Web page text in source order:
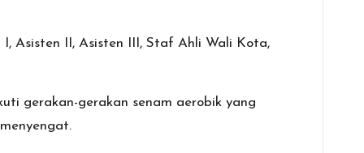
Asisten II, Asisten III, Staf Ahli Wali Kota,
gerakan-gerakan senam aerobik yang